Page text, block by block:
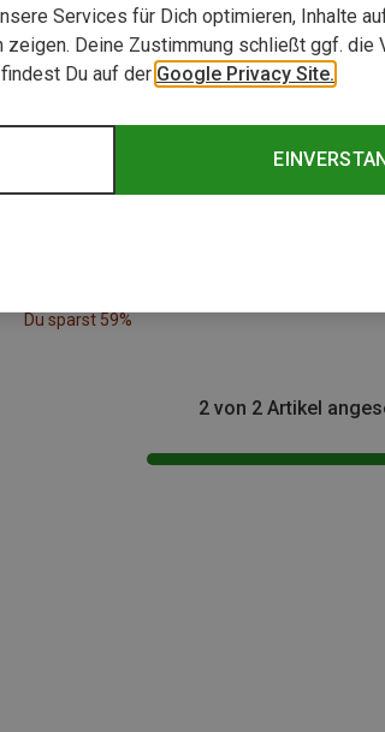
Du sparst 59%
2 von 2 Artikel
Services für Dich optimieren, Inhalte
Deine Zustimmung schließt ggf. die
Du auf der Google Privacy Site.